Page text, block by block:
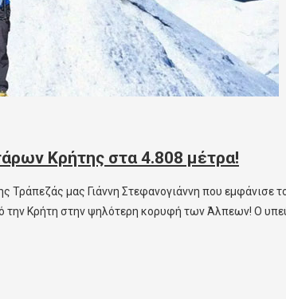
Κρήτης στα 4.808 μέτρα!
Τράπεζάς μας Γιάννη Στεφανογιάννη που
την Κρήτη στην ψηλότερη κορυφή των Άλπεων! Ο